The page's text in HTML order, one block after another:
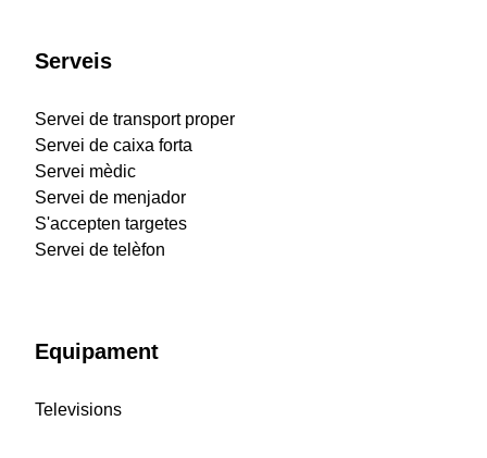
Serveis
Servei de transport proper
Servei de caixa forta
Servei mèdic
Servei de menjador
S'accepten targetes
Servei de telèfon
Equipament
Televisions